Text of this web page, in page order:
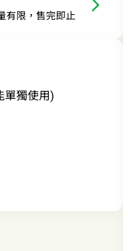
有限，售完即止
單獨使用)